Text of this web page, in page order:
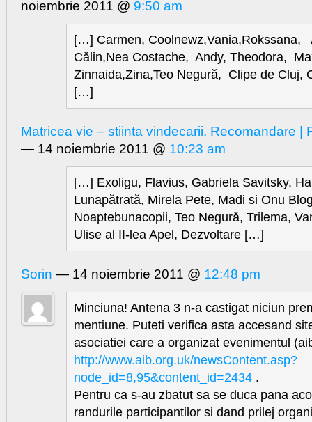
noiembrie 2011 @ 9:50 am
[…] Carmen, Coolnewz,Vania,Rokssana,
Călin,Nea Costache, Andy, Theodora,
Zinnaida,Zina,Teo Negură, Clipe de Cluj,
[…]
Matricea vie – stiinta vindecarii. Recomandare |
— 14 noiembrie 2011 @ 10:23 am
[…] Exoligu, Flavius, Gabriela Savitsky,
Lunapătrată, Mirela Pete, Madi si Onu
Noaptebunacopii, Teo Negură, Trilema,
Ulise al II-lea Apel, Dezvoltare […]
Sorin — 14 noiembrie 2011 @ 12:48 pm
Minciuna! Antena 3 n-a castigat niciun
mentiune. Puteti verifica asta accesand
asociatiei care a organizat evenimentul
http://www.aib.org.uk/newsContent.asp?
node_id=8,95&content_id=2434 .
Pentru ca s-au zbatut sa se duca pana
randurile participantilor si dand prilej